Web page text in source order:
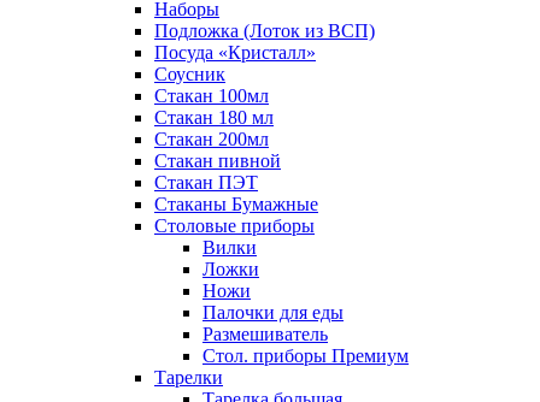
Наборы
Подложка (Лоток из ВСП)
Посуда «Кристалл»
Соусник
Стакан 100мл
Стакан 180 мл
Стакан 200мл
Стакан пивной
Стакан ПЭТ
Стаканы Бумажные
Столовые приборы
Вилки
Ложки
Ножи
Палочки для еды
Размешиватель
Стол. приборы Премиум
Тарелки